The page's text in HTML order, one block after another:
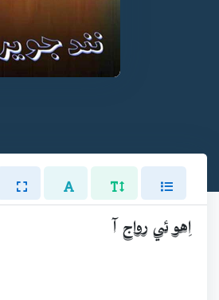
اِهو ئي رواج آ